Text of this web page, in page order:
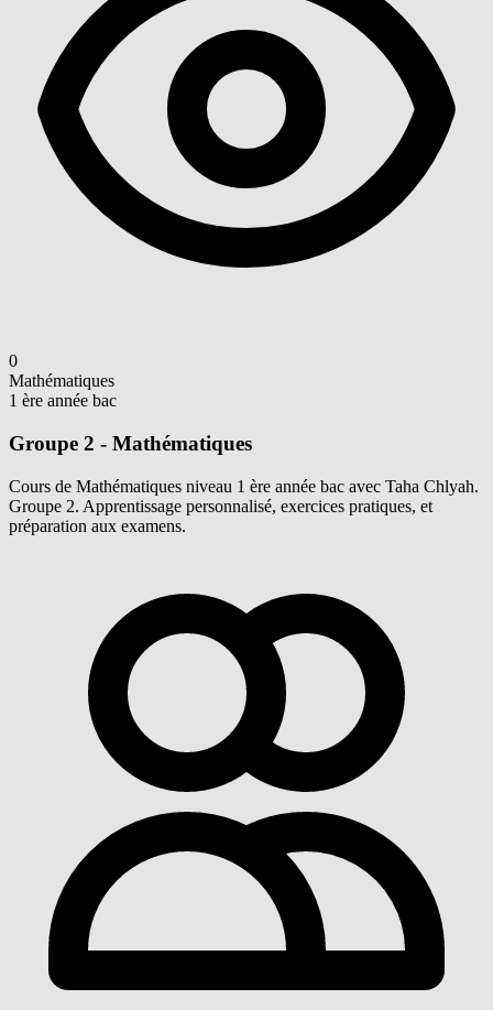
0
Mathématiques
1 ère année bac
Groupe 2 - Mathématiques
Cours de Mathématiques niveau 1 ère année bac avec Taha Chlyah.
Groupe 2. Apprentissage personnalisé, exercices pratiques, et
préparation aux examens.